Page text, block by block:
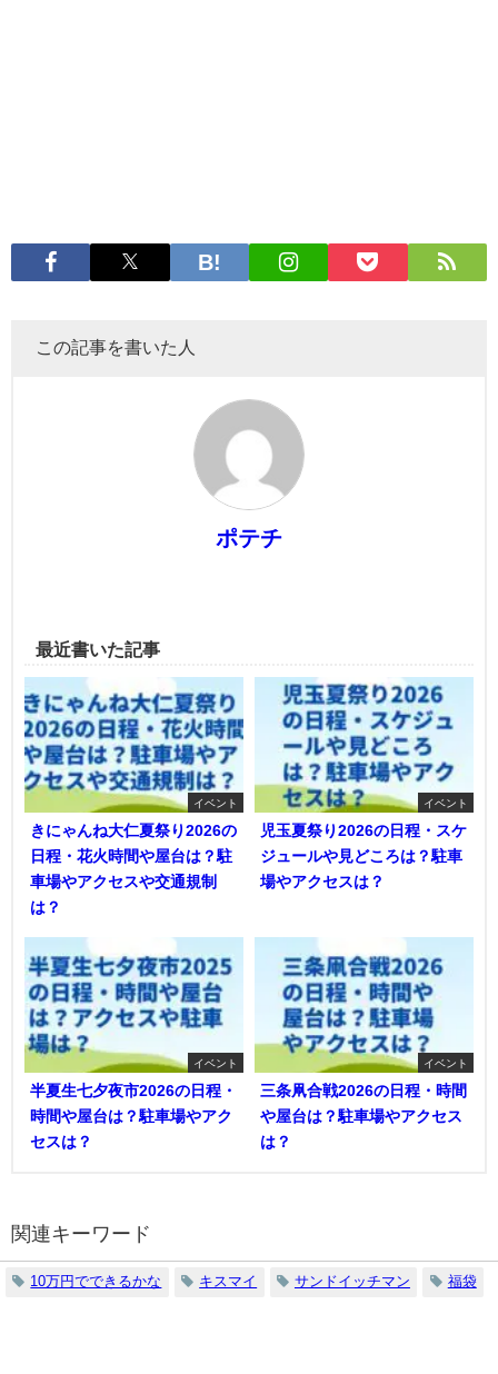
この記事を書いた人
ポテチ
最近書いた記事
イベント
きにゃんね大仁夏祭り2026の
日程・花火時間や屋台は？駐
車場やアクセスや交通規制
は？
イベント
児玉夏祭り2026の日程・スケ
ジュールや見どころは？駐車
場やアクセスは？
イベント
半夏生七夕夜市2026の日程・
時間や屋台は？駐車場やアク
セスは？
イベント
三条凧合戦2026の日程・時間
や屋台は？駐車場やアクセス
は？
関連キーワード
10万円でできるかな キスマイ サンドイッチマン 福袋